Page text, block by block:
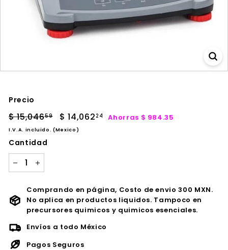
Precio
Precio
$ 15,04659$
15,046.59
Precio
oferta
$ 14,06224
$
Ahorras $ 984.35
I.V.A. incluido. (Mexico)
Cantidad
Comprando en página, Costo de envio 300 MXN.
No aplica en productos liquidos. Tampoco en
precursores quimicos y quimicos esenciales.
Envíos a todo México
Pagos Seguros